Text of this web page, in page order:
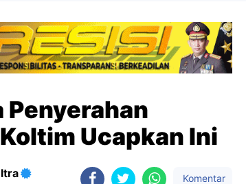
Ucapkan Ini
Komentar